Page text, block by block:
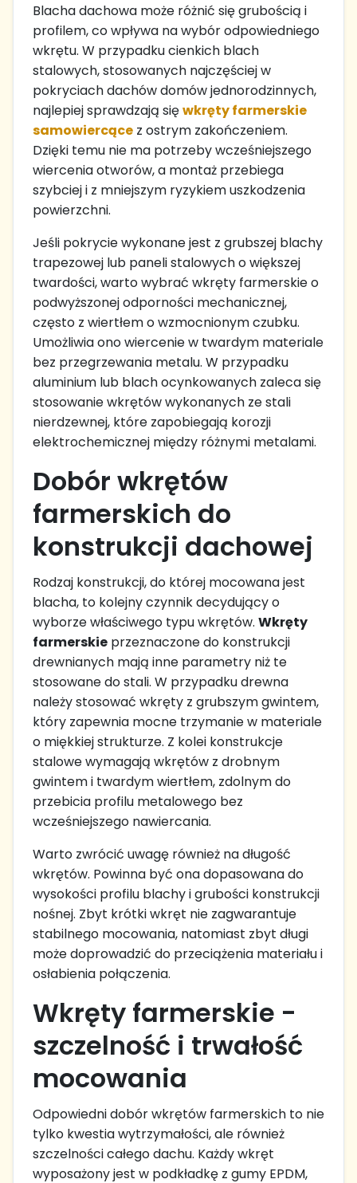
Blacha dachowa może różnić się grubością i
profilem, co wpływa na wybór odpowiedniego
wkrętu. W przypadku cienkich blach
stalowych, stosowanych najczęściej w
pokryciach dachów domów jednorodzinnych,
najlepiej sprawdzają sięwkręty farmerskie
samowiercące z ostrym zakończeniem.
Dzięki temu nie ma potrzeby wcześniejszego
wiercenia otworów, a montaż przebiega
szybciej i z mniejszym ryzykiem uszkodzenia
powierzchni.
Jeśli pokrycie wykonane jest z grubszej blachy
trapezowej lub paneli stalowych o większej
twardości, warto wybrać wkręty farmerskie o
podwyższonej odporności mechanicznej,
często z wiertłem o wzmocnionym czubku.
Umożliwia ono wiercenie w twardym materiale
bez przegrzewania metalu. W przypadku
aluminium lub blach ocynkowanych zaleca się
stosowanie wkrętów wykonanych ze stali
nierdzewnej, które zapobiegają korozji
elektrochemicznej między różnymi metalami.
Dobór wkrętów
farmerskich do
konstrukcji dachowej
Rodzaj konstrukcji, do której mocowana jest
blacha, to kolejny czynnik decydujący o
wyborze właściwego typu wkrętów. Wkręty
farmerskie przeznaczone do konstrukcji
drewnianych mają inne parametry niż te
stosowane do stali. W przypadku drewna
należy stosować wkręty z grubszym gwintem,
który zapewnia mocne trzymanie w materiale
o miękkiej strukturze. Z kolei konstrukcje
stalowe wymagają wkrętów z drobnym
gwintem i twardym wiertłem, zdolnym do
przebicia profilu metalowego bez
wcześniejszego nawiercania.
Warto zwrócić uwagę również na długość
wkrętów. Powinna być ona dopasowana do
wysokości profilu blachy i grubości konstrukcji
nośnej. Zbyt krótki wkręt nie zagwarantuje
stabilnego mocowania, natomiast zbyt długi
może doprowadzić do przeciążenia materiału i
osłabienia połączenia.
Wkręty farmerskie -
szczelność i trwałość
mocowania
Odpowiedni dobór wkrętów farmerskich to nie
tylko kwestia wytrzymałości, ale również
szczelności całego dachu. Każdy wkręt
wyposażony jest w podkładkę z gumy EPDM,